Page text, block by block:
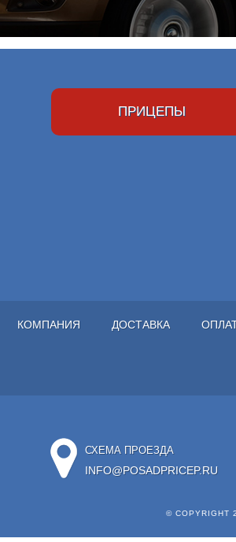
ПРИЦЕПЫ
КОМПАНИЯ ДОСТАВКА
СХЕМА ПРОЕЗДА
INFO@POSADPRICEP.RU
© COPYRIGHT